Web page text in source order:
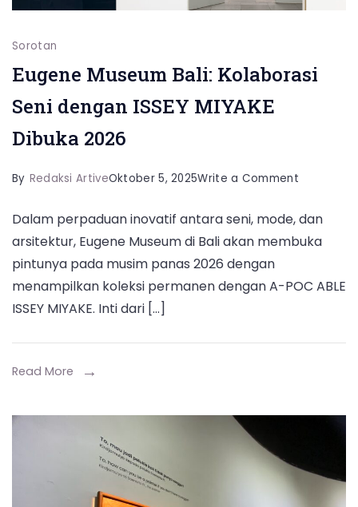
Sorotan
Eugene Museum Bali: Kolaborasi
Seni dengan ISSEY MIYAKE
Dibuka 2026
By Redaksi ArtiveOktober 5, 2025Write a Commenton
Museum
Bali:
ISSEY
2026
Dalam perpaduan inovatif antara seni, mode, dan
arsitektur, Eugene Museum di Bali akan membuka
pintunya pada musim panas 2026 dengan
menampilkan koleksi permanen dengan A-POC ABLE
ISSEY MIYAKE. Inti dari […]
Read More